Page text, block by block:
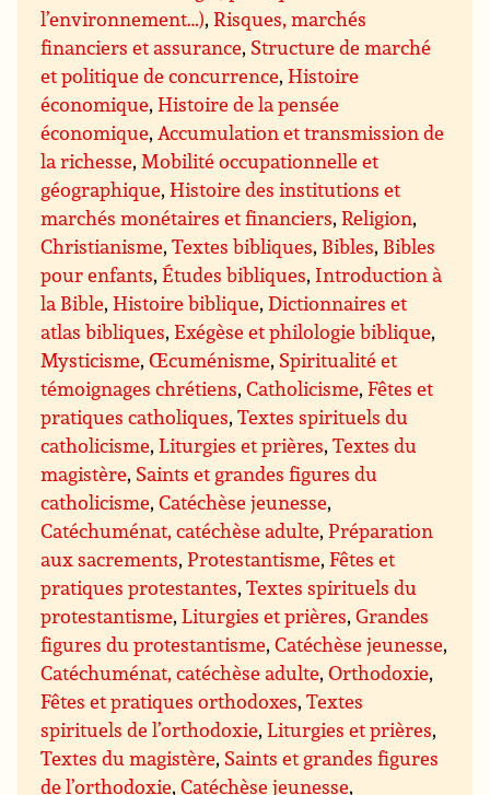
l’environnement…),Risques, marchés
financiers et assurance, Structure de marché
et politique de concurrence,Histoire
économique,Histoire de la pensée
économique, Accumulation et transmission de
la richesse, Mobilité occupationnelle et
géographique,Histoire des institutions et
marchés monétaires et financiers,Religion,
Christianisme,Textes bibliques, Bibles, Bibles
pour enfants,Études bibliques, Introduction à
la Bible,Histoire biblique,Dictionnaires et
atlas bibliques,Exégèse et philologie biblique,
Mysticisme,Œcuménisme, Spiritualité et
témoignages chrétiens,Catholicisme,Fêtes et
pratiques catholiques,Textes spirituels du
catholicisme,Liturgies et prières,Textes du
magistère, Saints et grandes figures du
catholicisme,Catéchèse jeunesse,
Catéchuménat, catéchèse adulte,Préparation
aux sacrements,Protestantisme,Fêtes et
pratiques protestantes,Textes spirituels du
protestantisme,Liturgies et prières,Grandes
figures du protestantisme,Catéchèse jeunesse,
Catéchuménat, catéchèse adulte,Orthodoxie,
Fêtes et pratiques orthodoxes,Textes
spirituels de l’orthodoxie,Liturgies et prières,
Textes du magistère, Saints et grandes figures
de l’orthodoxie,Catéchèse jeunesse,